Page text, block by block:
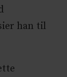
han til